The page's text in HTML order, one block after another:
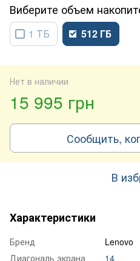
объем
1 ТБ 512 ГБ
Нет в наличии
15 995 грн
Сообщить,
В
Характеристики
Бренд
Lenovo
Диагональ экрана
14